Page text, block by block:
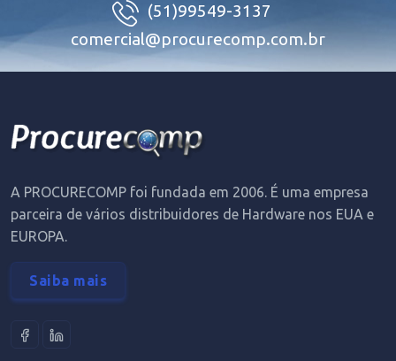
(51)99549-3137
comercial@procurecomp.com.br
A PROCURECOMP foi fundada em 2006. É uma empresa
parceira de vários distribuidores de Hardware nos EUA e
EUROPA.
Saiba mais